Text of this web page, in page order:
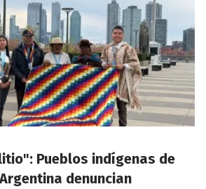
Pueblos indígenas de
denuncian